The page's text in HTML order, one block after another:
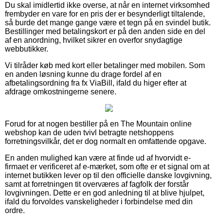
Du skal imidlertid ikke overse, at når en internet virksomhed
frembyder en vare for en pris der er besynderligt tiltalende,
så burde det mange gange være et tegn på en svindel butik.
Bestillinger med betalingskort er på den anden side en del
af en anordning, hvilket sikrer en overfor snydagtige
webbutikker.
Vi tilråder køb med kort eller betalinger med mobilen. Som
en anden løsning kunne du drage fordel af en
afbetalingsordning fra fx ViaBill, ifald du higer efter at
afdrage omkostningerne senere.
Forud for at nogen bestiller på en The Mountain online
webshop kan de uden tvivl betragte netshoppens
forretningsvilkår, det er dog normalt en omfattende opgave.
En anden mulighed kan være at finde ud af hvorvidt e-
firmaet er verificeret af e-mærket, som ofte er et signal om at
internet butikken lever op til den officielle danske lovgivning,
samt at forretningen tit overværes af fagfolk der forstår
lovgivningen. Dette er en god anledning til at blive hjulpet,
ifald du forvoldes vanskeligheder i forbindelse med din
ordre.